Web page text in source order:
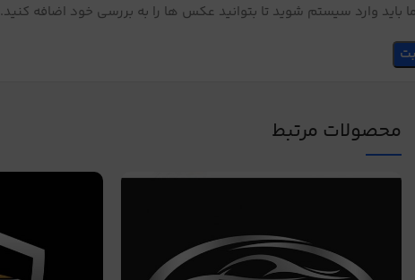
باید وارد سیستم شوید تا بتوانید عکس ها را به بررسی خود اضافه کنید.
محصولات مرتبط